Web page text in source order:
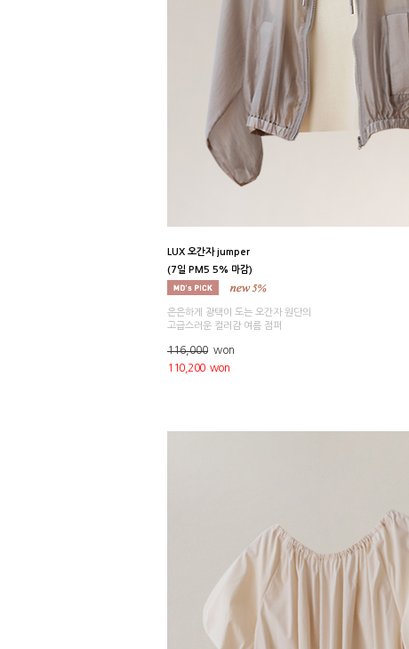
LUX 오간자 jumper
(7일 PM5 5% 마감)
은은하게 광택이 도는 오간자 원단의
고급스러운 컬러감 여름 점퍼
116,000 won
110,200 won